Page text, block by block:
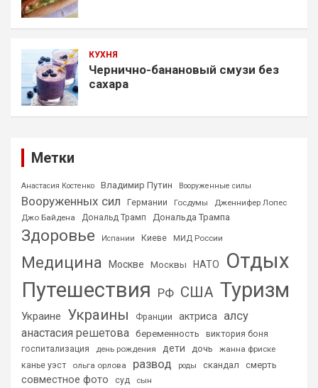
КУХНЯ
Чернично-банановый смузи без
сахара
Метки
Анастасия Костенко Владимир Путин Вооруженные силы
Вооруженных сил Германии Госдумы
Дженнифер Лопес
Джо Байдена
Дональд Трамп Дональда Трампа
Здоровье Испании Киеве МИД России
Медицина Москве Москвы НАТО
Отдых
Путешествия РФ США Туризм
Украине Украины Франции актриса алсу
анастасия решетова беременность
виктория боня
госпитализация
день рождения дети дочь
жанна фриске
канье уэст
ольга орлова развод роды скандал смерть
совместное фото суд сын